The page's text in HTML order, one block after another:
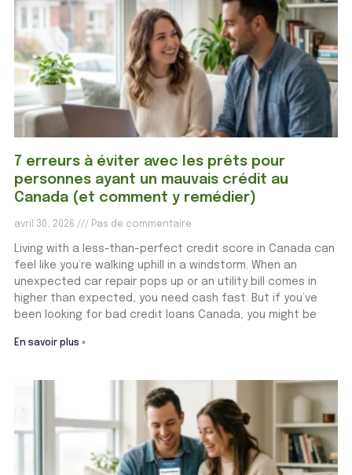
7 erreurs à éviter avec les prêts pour
personnes ayant un mauvais crédit au
Canada (et comment y remédier)
avril 30, 2026 Pas de commentaire
Living with a less-than-perfect credit score in Canada can
feel like you’re walking uphill in a windstorm. When an
unexpected car repair pops up or an utility bill comes in
higher than expected, you need cash fast. But if you’ve
been looking for bad credit loans Canada, you might be
En savoir plus »